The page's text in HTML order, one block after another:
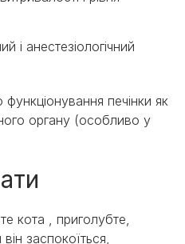
і анестезіологічний
печінки як
органу (особливо у
кота , приголубте,
заспокоїться,